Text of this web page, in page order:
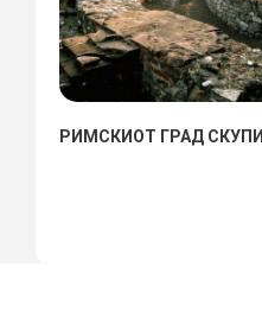
РИМСКИОТ ГРАД СКУПИ